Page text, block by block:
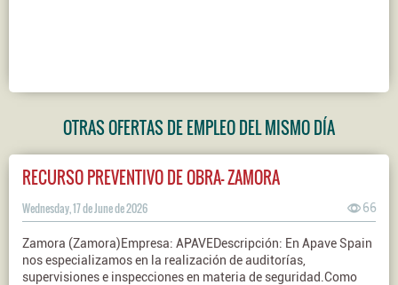
OTRAS OFERTAS DE EMPLEO DEL MISMO DÍA
RECURSO PREVENTIVO DE OBRA- ZAMORA
Wednesday, 17 de June de 2026 66
Zamora (Zamora)Empresa: APAVEDescripción: En Apave Spain
nos especializamos en la realización de auditorías,
supervisiones e inspecciones en materia de seguridad.Como